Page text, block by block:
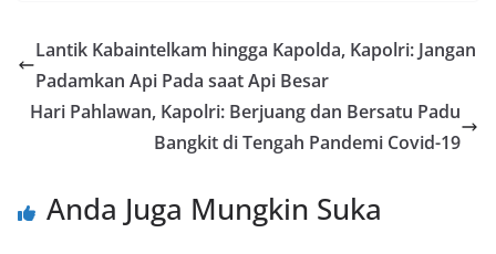
Lantik Kabaintelkam hingga Kapolda, Kapolri: Jangan
Padamkan Api Pada saat Api Besar
Hari Pahlawan, Kapolri: Berjuang dan Bersatu Padu
Bangkit di Tengah Pandemi Covid-19
Anda Juga Mungkin Suka